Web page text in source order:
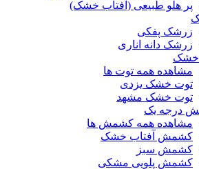
پر هلو طبیعی (آفتاب خشک)
زرشک پفکی
زرشک دانه اناری
خشک
مشاهده همه توت ها
توت خشک یزدی
توت خشک مشهد
درجه یک
مشاهده همه کشمش ها
کشمش آفتاب خشک
کشمش سبز
کشمش پلویی مشکی